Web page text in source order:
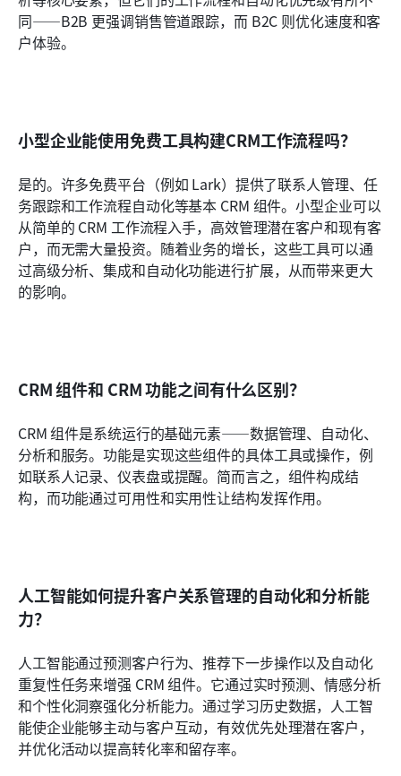
同——B2B 更强调销售管道跟踪，而 B2C 则优化速度和客
户体验。
小型企业能使用免费工具构建CRM工作流程吗？
是的。许多免费平台（例如 Lark）提供了联系人管理、任
务跟踪和工作流程自动化等基本 CRM 组件。小型企业可以
从简单的 CRM 工作流程入手，高效管理潜在客户和现有客
户，而无需大量投资。随着业务的增长，这些工具可以通
过高级分析、集成和自动化功能进行扩展，从而带来更大
的影响。
CRM 组件和 CRM 功能之间有什么区别？
CRM 组件是系统运行的基础元素——数据管理、自动化、
分析和服务。功能是实现这些组件的具体工具或操作，例
如联系人记录、仪表盘或提醒。简而言之，组件构成结
构，而功能通过可用性和实用性让结构发挥作用。
人工智能如何提升客户关系管理的自动化和分析能
力？
人工智能通过预测客户行为、推荐下一步操作以及自动化
重复性任务来增强 CRM 组件。它通过实时预测、情感分析
和个性化洞察强化分析能力。通过学习历史数据，人工智
能使企业能够主动与客户互动，有效优先处理潜在客户，
并优化活动以提高转化率和留存率。